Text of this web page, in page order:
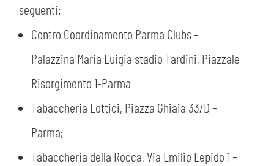
seguenti:
Centro Coordinamento Parma Clubs –
Palazzina Maria Luigia stadio Tardini, Piazzale
Risorgimento 1-Parma
Tabaccheria Lottici, Piazza Ghiaia 33/D –
Parma;
Tabaccheria della Rocca, Via Emilio Lepido 1 –